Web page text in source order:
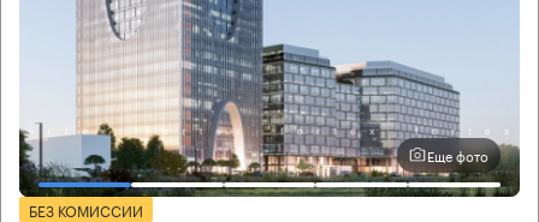
Еще фото
БЕЗ КОМИССИИ